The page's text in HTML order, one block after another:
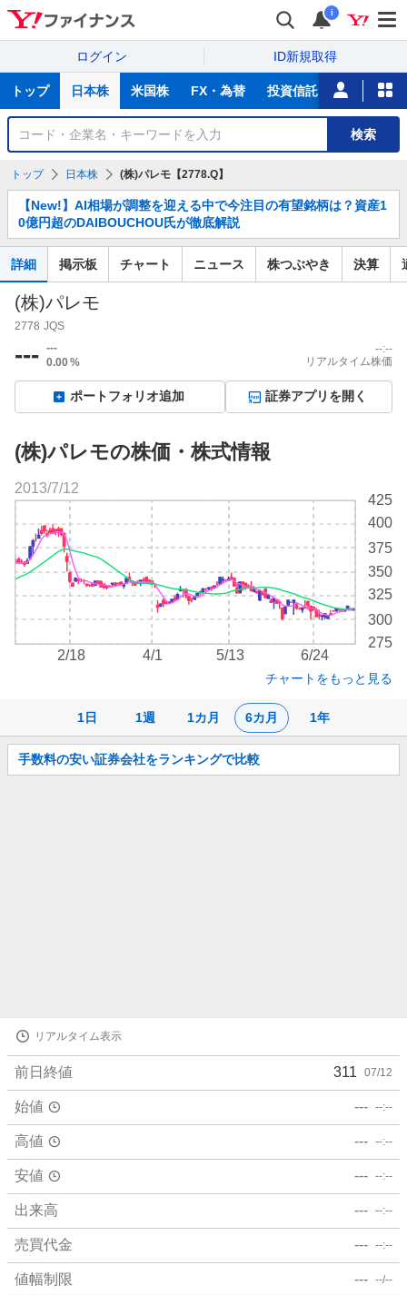
i
ログイン ID新規取得
サ
トップ 日本株 米国株 FX・為替 投資信託 ニュース
銘
検
検索
トップ 日本株 (株)パレモ【2778.Q】
知
ら
せ
【New!】AI相場が調整を迎える中で今注目の有望銘柄は？資産1
0億円超のDAIBOUCHOU氏が徹底解説
詳細 掲示板 チャート ニュース 株つぶやき 決算
(株)パレモ
2778 JQS
--- ---
0.00%
--:--
リアルタイム株価
ポートフォリオ追加 証券アプリを開く
(株)パレモの株価・株式情報
1日 1週 1カ月 6カ月 1年
275
300
325
350
375
400
425
2/18 4/1 5/13 6/24
2013/7/12
チャートをもっと見る
お
知
手数料の安い証券会社をランキングで比較
リアルタイム表示
前日終値 311 07/12
始値 --- --:--
高値 --- --:--
安値 --- --:--
出来高 --- --:--
売買代金 --- --:--
値幅制限 --- --/--